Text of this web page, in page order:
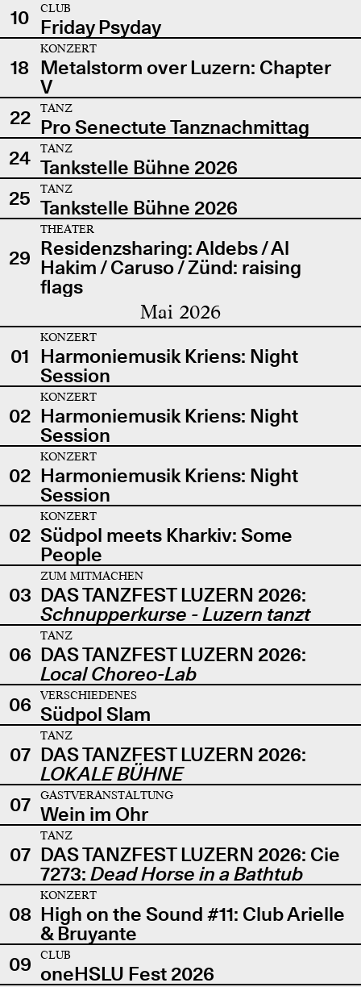
10
CLUB
Friday Psyday
18
KONZERT
Metalstorm over Luzern: Chapter
V
22
TANZ
Pro Senectute Tanznachmittag
24
TANZ
Tankstelle Bühne 2026
25
TANZ
Tankstelle Bühne 2026
29
THEATER
Residenzsharing: Aldebs / Al
Hakim / Caruso / Zünd: raising
flags
Mai 2026
01
KONZERT
Harmoniemusik Kriens: Night
Session
02
KONZERT
Harmoniemusik Kriens: Night
Session
02
KONZERT
Harmoniemusik Kriens: Night
Session
02
KONZERT
Südpol meets Kharkiv: Some
People
03
ZUM MITMACHEN
DAS TANZFEST LUZERN 2026:
Schnupperkurse - Luzern tanzt
06
TANZ
DAS TANZFEST LUZERN 2026:
Local Choreo-Lab
06
VERSCHIEDENES
Südpol Slam
07
TANZ
DAS TANZFEST LUZERN 2026:
LOKALE BÜHNE
07
GASTVERANSTALTUNG
Wein im Ohr
07
TANZ
DAS TANZFEST LUZERN 2026: Cie
7273: Dead Horse in a Bathtub
08
KONZERT
High on the Sound #11: Club Arielle
& Bruyante
09
CLUB
oneHSLU Fest 2026